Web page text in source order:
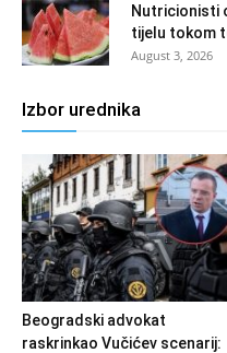
Nutricionisti
tijelu tokom
August 3, 2026
Izbor urednika
Beogradski advokat
raskrinkao Vučićev scenarij: